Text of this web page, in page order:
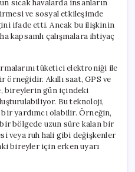
sıcak havalarda insanların
ve sosyal etkileşimde
ifade etti. Ancak bu ilişkinin
kapsamlı çalışmalara ihtiyaç
tüketici elektroniği ile
Akıllı saat, GPS ve
bireylerin gün içindeki
Bu teknoloji,
yardımcı olabilir. Örneğin,
bölgede uzun süre kalan bir
veya ruh hali gibi değişkenler
bireyler için erken uyarı